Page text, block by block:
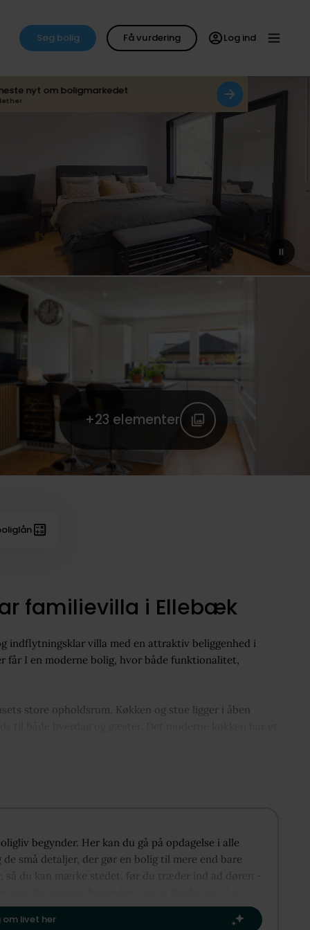
Søg bolig Få vurdering Log ind
nyt om boligmarkedet
her
+23 elementer
familievilla i Ellebæk
indflytningsklar villa med en attraktiv beliggenhed i
får I en moderne bolig, hvor både funktionalitet,
store opholdsrum. Køkken og stue ligger i åben
huset. Her får I skønne uderum, hvor solen kan
kan bruges præcis efter familiens behov – hvad enten
hvilket giver en praktisk hverdag for hele familien.
og god plads til hverdagens behov. Udvendigt
atmosfære.
begynder. Her kan du gå på opdagelse i alle
små detaljer, der gør en bolig til mere end bare
så du kan mærke stedet, før du træder ind ad døren -
kapitel.​
livet her